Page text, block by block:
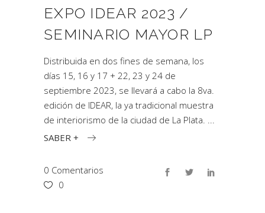
EXPO IDEAR 2023 /
SEMINARIO MAYOR LP
Distribuida en dos fines de semana, los
días 15, 16 y 17 + 22, 23 y 24 de
septiembre 2023, se llevará a cabo la 8va.
edición de IDEAR, la ya tradicional muestra
de interiorismo de la ciudad de La Plata.
SABER +
0 Comentarios
0